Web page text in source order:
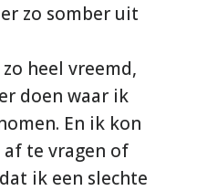
zo somber uit
heel vreemd,
doen waar ik
En ik kon
te vragen of
ik een slechte